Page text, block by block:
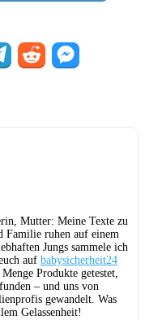
Mutter: Meine Texte zu
Familie ruhen auf einem
Jungs sammele ich
auf babysicherheit24
Produkte getestet,
– und uns von
gewandelt. Was
Gelassenheit!